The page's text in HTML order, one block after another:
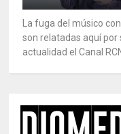
La fuga del músico
son relatadas aquí por
actualidad el Canal